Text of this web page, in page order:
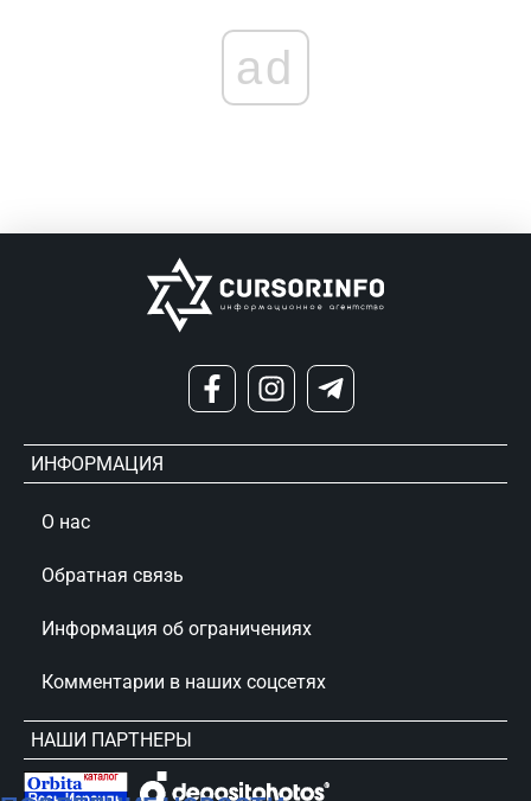
ad
ИНФОРМАЦИЯ
О нас
Обратная связь
Информация об ограничениях
Комментарии в наших соцсетях
НАШИ ПАРТНЕРЫ